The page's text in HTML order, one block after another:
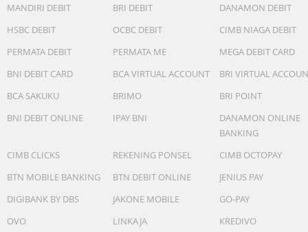
50 x 50 x 14.4 mm
Berat
Lainnya
Material Strap
Material Bezel
Material Case
Fiber-reinforced polymer
Rating Ketahanan Air
10 ATM
MANDIRI DEBIT BRI DEBIT
DANAMON DEBIT
HSBC DEBIT
OCBC DEBIT
CIMB NIAGA DEBIT
PERMATA DEBIT
PERMATA ME
MEGA DEBIT CARD
BNI DEBIT CARD
BCA VIRTUAL ACCOUNT
BRI VIRTUAL
BCA SAKUKU
BRIMO
BRI POINT
BNI DEBIT ONLINE
IPAY BNI
DANAMON ONLINE
BANKING
CIMB CLICKS
REKENING PONSEL
CIMB OCTOPAY
BTN MOBILE BANKING
BTN DEBIT ONLINE
JENIUS PAY
DIGIBANK BY DBS
JAKONE MOBILE
GO-PAY
OVO
LINKAJA
KREDIVO